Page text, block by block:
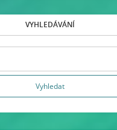
VYHLEDÁVÁNÍ